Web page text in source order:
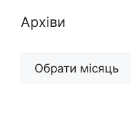
Архіви
Архіви